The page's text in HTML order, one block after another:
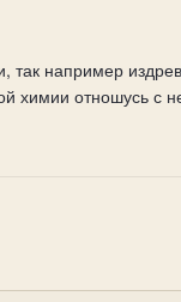
так например
химии отношусь с